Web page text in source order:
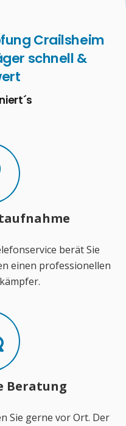
Crailsheim
schnell &
berät Sie
einen professionellen
Beratung
Sie gerne vor Ort. Der